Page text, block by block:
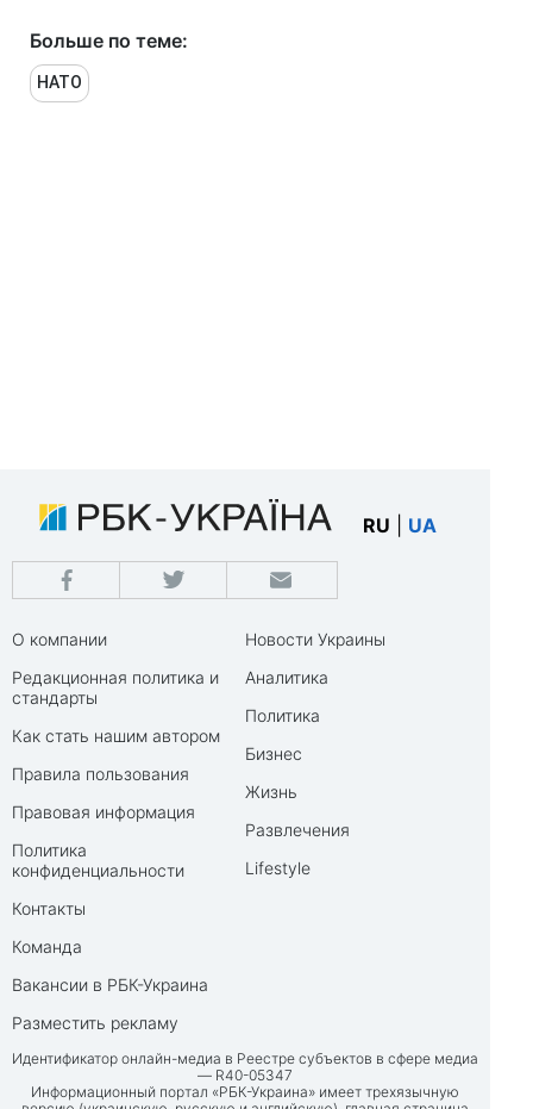
Больше по теме:
НАТО
RU UA
О компании
Редакционная политика и
стандарты
Как стать нашим автором
Правила пользования
Правовая информация
Политика
конфиденциальности
Контакты
Команда
Вакансии в РБК-Украина
Разместить рекламу
Новости Украины
Аналитика
Политика
Бизнес
Жизнь
Развлечения
Lifestyle
Идентификатор онлайн-медиа в Реестре субъектов в сфере медиа
— R40-05347
Информационный портал «РБК-Украина» имеет трехязычную